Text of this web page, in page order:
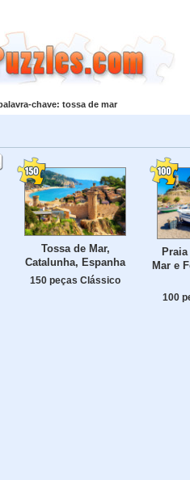
chave: tossa de mar
Tossa de Mar,
Catalunha, Espanha
150 peças Clássico
Mar e
100